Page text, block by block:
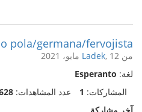
pola/germana/fervojista
من Ladek, 12 مايو، 2021
لغة: Esperanto
المشاركات: 1 عدد المشاهدات: